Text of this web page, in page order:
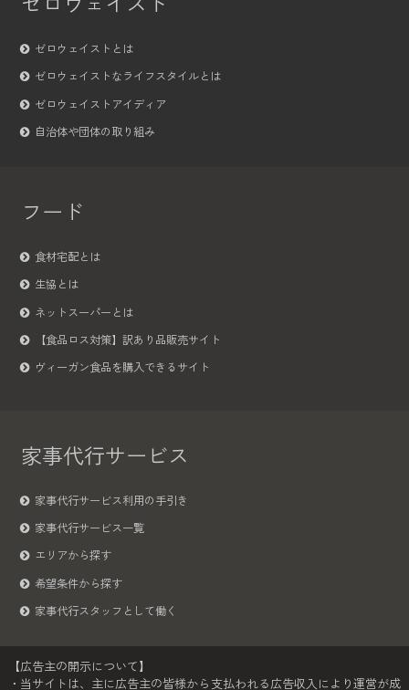
ゼロウェイストとは
ゼロウェイストなライフスタイルとは
ゼロウェイストアイディア
自治体や団体の取り組み
フード
食材宅配とは
生協とは
ネットスーパーとは
【食品ロス対策】訳あり品販売サイト
ヴィーガン食品を購入できるサイト
家事代行サービス
家事代行サービス利用の手引き
家事代行サービス一覧
エリアから探す
希望条件から探す
家事代行スタッフとして働く
【広告主の開示について】
・当サイトは、主に広告主の皆様から支払われる広告収入により運営が成